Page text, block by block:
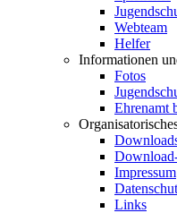
Webteam
Helfer
Informationen
Fotos
Ehrenamt
Impressum
Links